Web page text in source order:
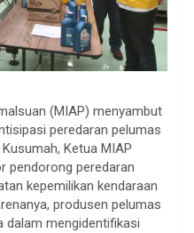
(MIAP) menyambut
peredaran pelumas
Ketua MIAP
pendorong peredaran
kepemilikan kendaraan
produsen pelumas
dalam mengidentifikasi